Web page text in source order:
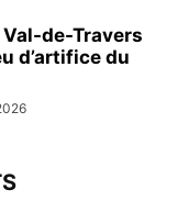
Val-de-Travers
d’artifice du